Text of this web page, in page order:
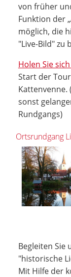
von früher
Funktion der
möglich, die
"Live-Bild" zu
Holen Sie
Start der
sonst
Rundgangs)
Ortsrundgang
Begleiten Sie
"historische
Mit Hilfe der